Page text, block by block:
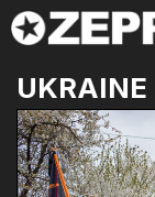
UKRAINE